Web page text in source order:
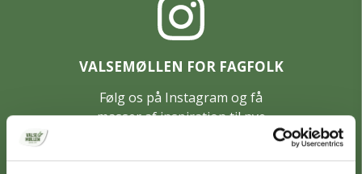
VALSEMØLLEN FOR FAGFOLK
Følg os på Instagram og få
masser af inspiration til nye